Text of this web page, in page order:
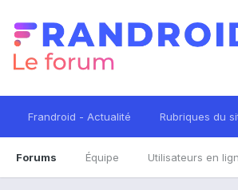
Frandroid - Actualité Rubriques du
Forums Équipe Utilisateurs en